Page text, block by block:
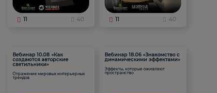
11 40 11 40
Вебинар 10.08 «Как
создаются авторские
светильники»
Отражение мировых интерьерных
трендов
Вебинар 18.06 «Знакомство с
динамическими эффектами»
Эффекты, которые оживляют
пространство